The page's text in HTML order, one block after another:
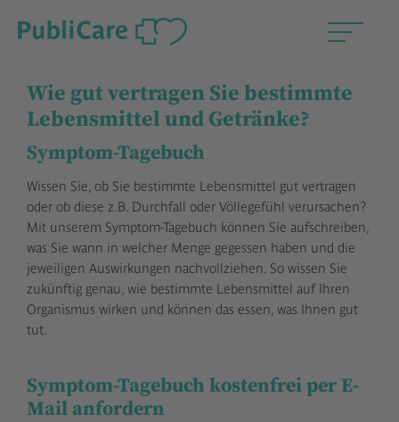
Wie gut vertragen Sie bestimmte
Lebensmittel und Getränke?
Symptom-Tagebuch
Wissen Sie, ob Sie bestimmte Lebensmittel gut vertragen
oder ob diese z.B. Durchfall oder Völlegefühl verursachen?
Mit unserem Symptom-Tagebuch können Sie aufschreiben,
was Sie wann in welcher Menge gegessen haben und die
jeweiligen Auswirkungen nachvollziehen. So wissen Sie
zukünftig genau, wie bestimmte Lebensmittel auf Ihren
Organismus wirken und können das essen, was Ihnen gut
tut.
Symptom-Tagebuch kostenfrei per E-
Mail anfordern